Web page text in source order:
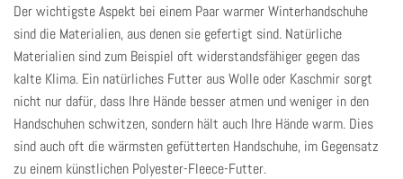
Der wichtigste Aspekt bei einem Paar warmer Winterhandschuhe
sind die Materialien, aus denen sie gefertigt sind. Natürliche
Materialien sind zum Beispiel oft widerstandsfähiger gegen das
kalte Klima. Ein natürliches Futter aus Wolle oder Kaschmir sorgt
nicht nur dafür, dass Ihre Hände besser atmen und weniger in den
Handschuhen schwitzen, sondern hält auch Ihre Hände warm. Dies
sind auch oft die wärmsten gefütterten Handschuhe, im Gegensatz
zu einem künstlichen Polyester-Fleece-Futter.